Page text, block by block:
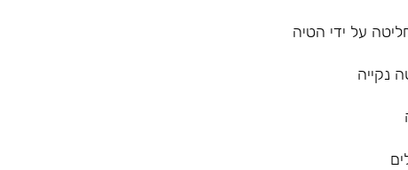
על ידי הטיה
נקייה